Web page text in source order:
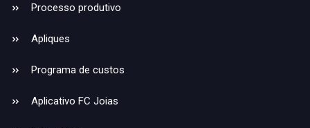
Processo produtivo
Apliques
Programa de custos
Aplicativo FC Joias